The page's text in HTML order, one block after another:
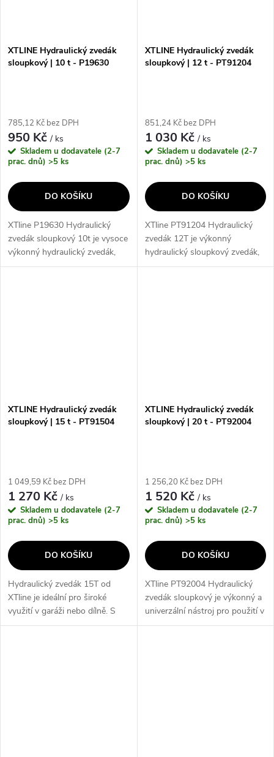
XTLINE Hydraulický zvedák
sloupkový | 10 t - P19630
785,12 Kč bez DPH
950 Kč/ ks
Skladem u dodavatele (2-7
prac. dnů) >5 ks
DO KOŠÍKU
XTline P19630 Hydraulický
zvedák sloupkový 10t je vysoce
výkonný hydraulický zvedák,
který je ideální pro použití v
XTLINE Hydraulický zvedák
sloupkový | 12 t - PT91204
851,24 Kč bez DPH
1 030 Kč/ ks
Skladem u dodavatele (2-7
prac. dnů) >5 ks
DO KOŠÍKU
XTline PT91204 Hydraulický
zvedák 12T je výkonný
hydraulický sloupkový zvedák,
který je ideální pro použití v
XTLINE Hydraulický zvedák
sloupkový | 15 t - PT91504
1 049,59 Kč bez DPH
1 270 Kč/ ks
Skladem u dodavatele (2-7
prac. dnů) >5 ks
DO KOŠÍKU
Hydraulický zvedák 15T od
XTline je ideální pro široké
využití v garáži nebo dílně. S
maximální zátěží 15t a
XTLINE Hydraulický zvedák
sloupkový | 20 t - PT92004
1 256,20 Kč bez DPH
1 520 Kč/ ks
Skladem u dodavatele (2-7
prac. dnů) >5 ks
DO KOŠÍKU
XTline PT92004 Hydraulický
zvedák sloupkový je výkonný a
univerzální nástroj pro použití v
garáži, dílně nebo jiných